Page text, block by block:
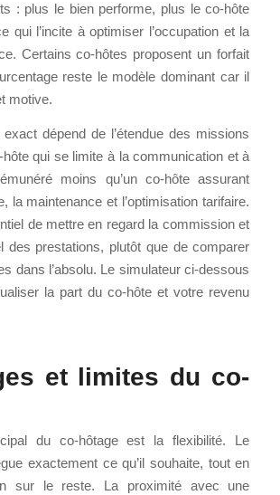
: plus le bien performe, plus le co-hôte
qui l’incite à optimiser l’occupation et la
Certains co-hôtes proposent un forfait
reste le modèle dominant car il
motive.
dépend de l’étendue des missions
qui se limite à la communication et à
moins qu’un co-hôte assurant
la maintenance et l’optimisation tarifaire.
de mettre en regard la commission et
des prestations, plutôt que de comparer
dans l’absolu. Le simulateur ci-dessous
la part du co-hôte et votre revenu
et limites du co-
du co-hôtage est la flexibilité. Le
exactement ce qu’il souhaite, tout en
sur le reste. La proximité avec une